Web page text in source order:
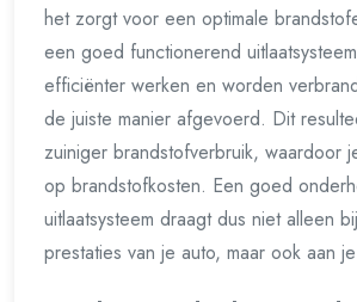
het zorgt voor een optimale
een goed functionerend
efficiënter werken en worden
de juiste manier afgevoerd. Dit
zuiniger brandstofverbruik, waardoor
op brandstofkosten. Een goed
uitlaatsysteem draagt dus niet alleen
prestaties van je auto, maar ook aan